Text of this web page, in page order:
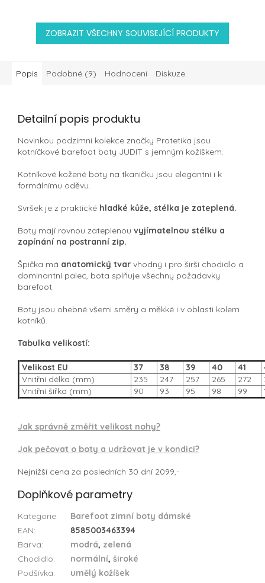
ZOBRAZIT VŠECHNY SOUVISEJÍCÍ PRODUKTY
Popis Podobné (9) Hodnocení Diskuze
Detailní popis produktu
Novinkou podzimní kolekce značky Protetika jsou
kotníčkové barefoot boty JUDIT s jemným kožíškem.
Kotníkové kožené boty na tkaničku jsou elegantní i k
formálnímu oděvu.
Svršek je z praktické hladké kůže, stélka je zateplená.
Boty mají rovnou zateplenou vyjímatelnou stélku a
zapínání na postranní zip.
Špička má anatomický tvar vhodný i pro širší chodidlo a
dominantní palec, bota splňuje všechny požadavky
barefoot.
Boty jsou ohebné všemi směry a měkké i v oblasti kolem
kotníků.
Tabulka velikostí:
Velikost EU 37 38 39 40 41
Vnitřní délka (mm)
235 247 257 265 272
Vnitřní šířka (mm)
90 93 95 98 99
Jak správně změřit velikost nohy?
Jak pečovat o boty a udržovat je v kondici?
Nejnižší cena za posledních 30 dní 2099,-
Doplňkové parametry
Kategorie:
Barefoot zimní boty dámské
EAN:
8585003463394
Barva: modrá, zelená
Chodidlo: normální, široké
Podšívka:
umělý kožíšek